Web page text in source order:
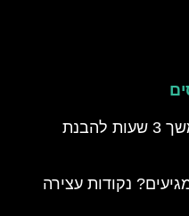
סיור קולינרי בליובליאנה במשך 3 שעות להבנת
נקודות עצירה